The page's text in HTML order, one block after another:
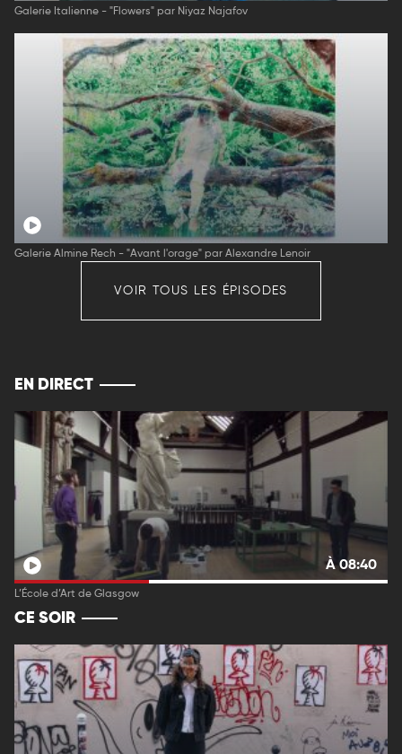
Galerie Italienne - "Flowers" par Niyaz Najafov
Galerie Almine Rech - "Avant l'orage" par Alexandre Lenoir
VOIR TOUS LES ÉPISODES
EN DIRECT
À 08:40
L’École d’Art de Glasgow
CE SOIR